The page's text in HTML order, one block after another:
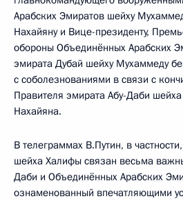
Арабских Эмиратов шейху
Нахайяну и Вице-президенту,
обороны Объединённых Арабских
эмирата Дубай шейху Мухаммеду
с соболезнованиями в связи с
Правителя эмирата Абу-Даби
Нахайяна.
В телеграммах В.Путин, в
шейха Халифы связан весьма
Даби и Объединённых Арабских
ознаменованный впечатляющими